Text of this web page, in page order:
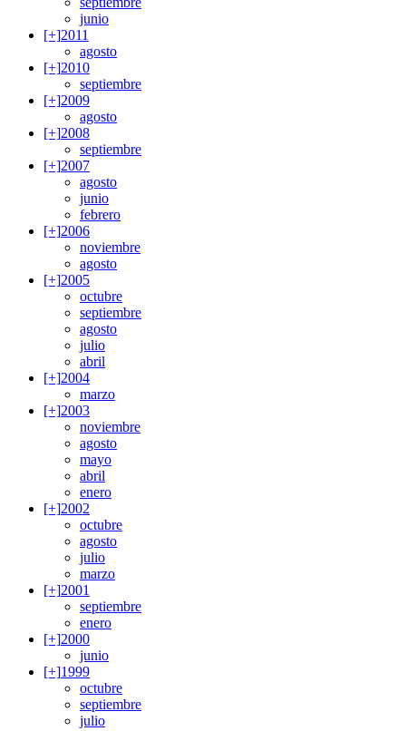
junio
[+]2011
agosto
[+]2010
septiembre
[+]2009
agosto
[+]2008
septiembre
[+]2007
agosto
junio
febrero
[+]2006
noviembre
agosto
[+]2005
octubre
septiembre
agosto
julio
abril
[+]2004
marzo
[+]2003
noviembre
agosto
mayo
abril
enero
[+]2002
octubre
agosto
julio
marzo
[+]2001
septiembre
enero
[+]2000
junio
[+]1999
octubre
septiembre
julio